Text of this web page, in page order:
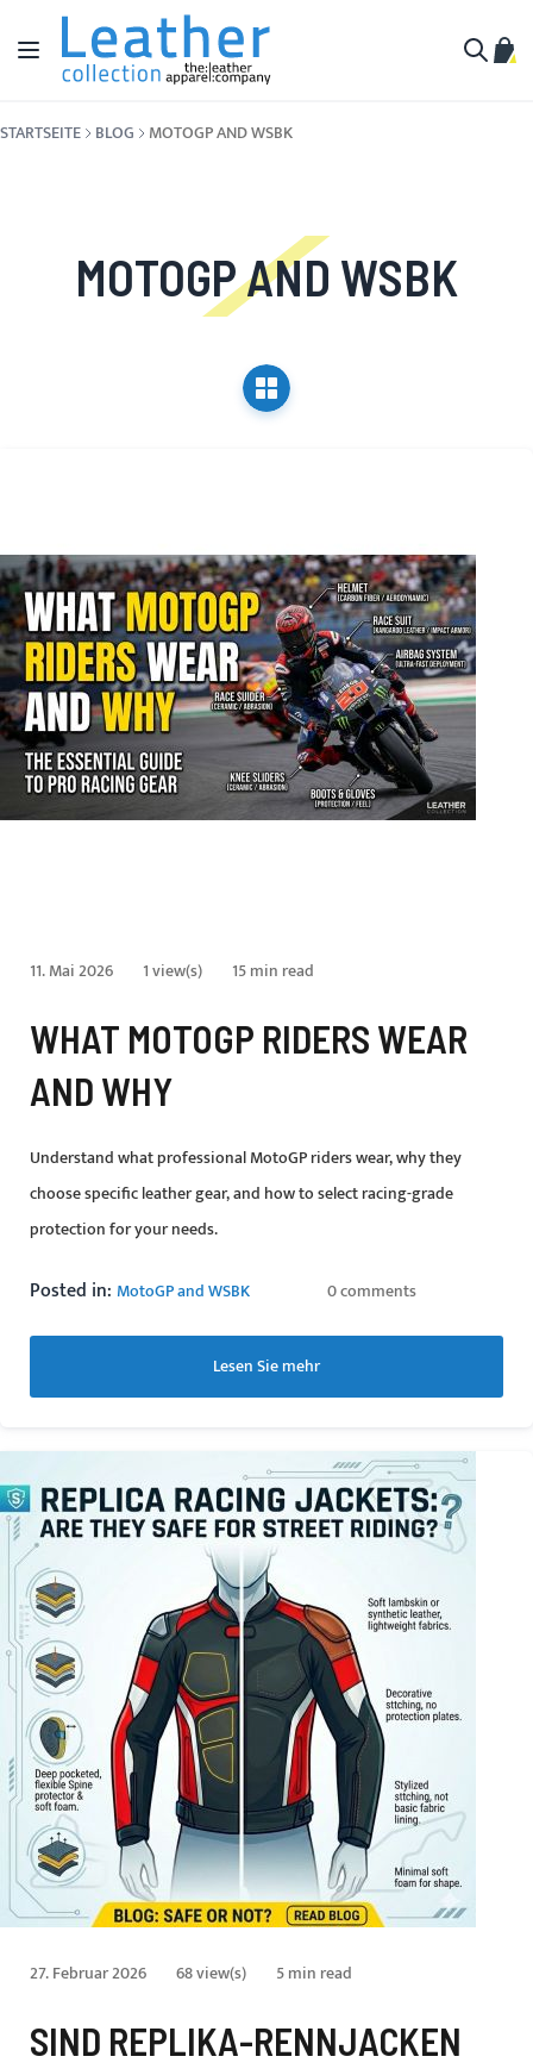
Zum Inhalt springen
Navigation umschalten
STARTSEITE BLOG MOTOGP AND WSBK
MOTOGP AND WSBK
11. Mai 2026 1 view(s) 15 min read
WHAT MOTOGP RIDERS WEAR
AND WHY
Understand what professional MotoGP riders wear, why they
choose specific leather gear, and how to select racing-grade
protection for your needs.
Posted in: MotoGP and WSBK 0 comments
Lesen Sie mehr
27. Februar 2026 68 view(s) 5 min read
SIND REPLIKA-RENNJACKEN